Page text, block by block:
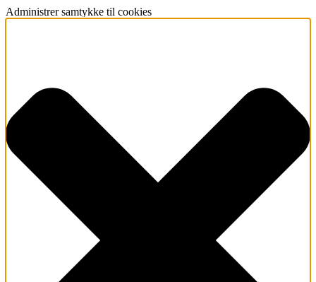
Administrer samtykke til cookies